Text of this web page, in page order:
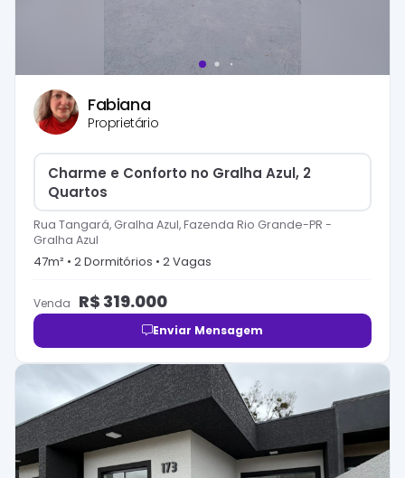
Fabiana
Proprietário
Charme e Conforto no Gralha Azul, 2
Quartos
Rua Tangará, Gralha Azul, Fazenda Rio Grande-PR -
Gralha Azul
47m² • 2Dormitórios • 2Vagas
Venda R$ 319.000
Enviar Mensagem